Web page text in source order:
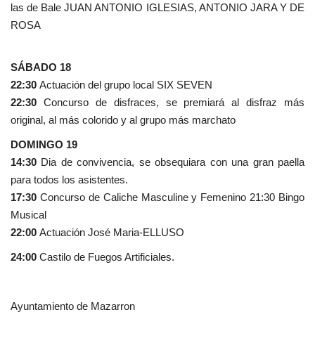
las de Bale JUAN ANTONIO IGLESIAS, ANTONIO JARA Y DE
ROSA
SÁBADO 18
22:30 Actuación del grupo local SIX SEVEN
22:30 Concurso de disfraces, se premiará al disfraz más
original, al más colorido y al grupo más marchato
DOMINGO 19
14:30 Dia de convivencia, se obsequiara con una gran paella
para todos los asistentes.
17:30 Concurso de Caliche Masculine y Femenino 21:30 Bingo
Musical
22:00 Actuación José Maria-ELLUSO
24:00 Castilo de Fuegos Artificiales.
Ayuntamiento de Mazarron